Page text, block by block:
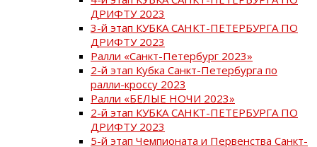
ДРИФТУ 2023
3-й этап КУБКА САНКТ-ПЕТЕРБУРГА ПО
ДРИФТУ 2023
Ралли «Санкт-Петербург 2023»
2-й этап Кубка Санкт-Петербурга по
ралли-кроссу 2023
Ралли «БЕЛЫЕ НОЧИ 2023»
2-й этап КУБКА САНКТ-ПЕТЕРБУРГА ПО
ДРИФТУ 2023
5-й этап Чемпионата и Первенства Санкт-